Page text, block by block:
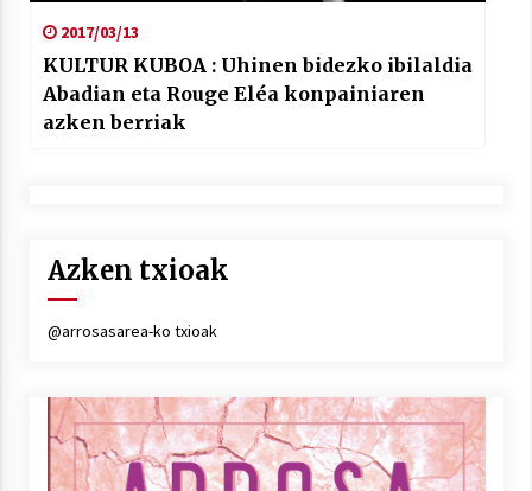
2017/03/13
KULTUR KUBOA : Uhinen bidezko ibilaldia
Abadian eta Rouge Eléa konpainiaren
azken berriak
Azken txioak
@arrosasarea-ko txioak